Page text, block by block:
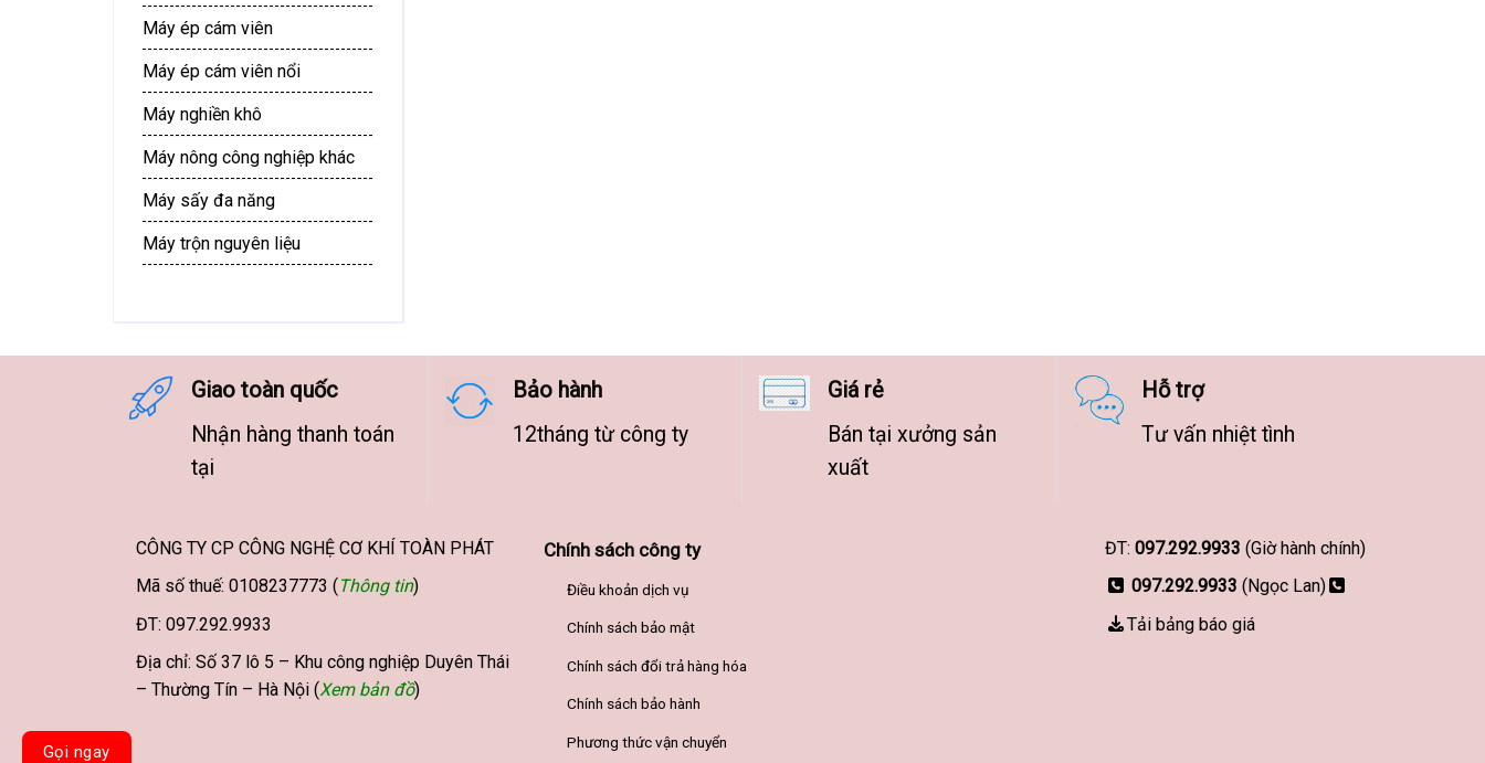
Máy ép cám viên
Máy ép cám viên nổi
Máy nghiền khô
Máy nông công nghiệp khác
Máy sấy đa năng
Máy trộn nguyên liệu
Giao toàn quốc
Nhận hàng thanh toán
tại
Bảo hành
12tháng từ công ty
Giá rẻ
Bán tại xưởng sản
xuất
Hỗ trợ
Tư vấn nhiệt tình
CÔNG TY CP CÔNG NGHỆ CƠ KHÍ TOÀN PHÁT
Mã số thuế: 0108237773 (Thông tin)
ĐT: 097.292.9933
Địa chỉ: Số 37 lô 5 – Khu công nghiệp Duyên Thái
– Thường Tín – Hà Nội (Xem bản đồ)
Chính sách công ty
Điều khoản dịch vụ
Chính sách bảo mật
Chính sách đổi trả hàng hóa
Chính sách bảo hành
Phương thức vận chuyển
ĐT:097.292.9933 (Giờ hành chính)
097.292.9933 (Ngọc Lan)
Tải bảng báo giá
Gọi ngay